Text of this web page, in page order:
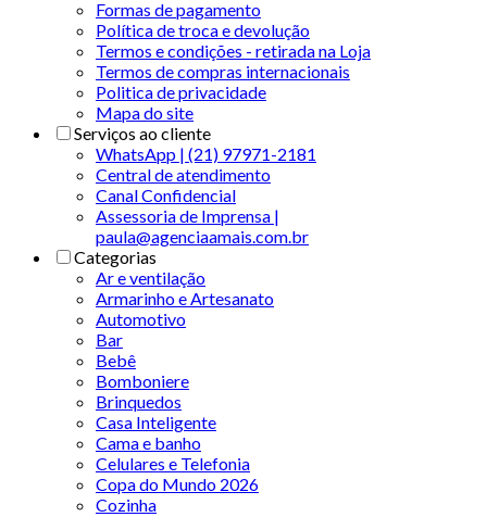
Formas de pagamento
Política de troca e devolução
Termos e condições - retirada na Loja
Termos de compras internacionais
Politica de privacidade
Mapa do site
Serviços ao cliente
WhatsApp | (21) 97971-2181
Central de atendimento
Canal Confidencial
Assessoria de Imprensa |
paula@agenciaamais.com.br
Categorias
Ar e ventilação
Armarinho e Artesanato
Automotivo
Bar
Bebê
Bomboniere
Brinquedos
Casa Inteligente
Cama e banho
Celulares e Telefonia
Copa do Mundo 2026
Cozinha